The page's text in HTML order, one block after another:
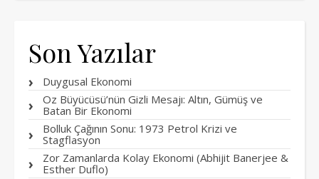
Son Yazılar
Duygusal Ekonomi
Oz Büyücüsü’nün Gizli Mesajı: Altın, Gümüş ve
Batan Bir Ekonomi
Bolluk Çağının Sonu: 1973 Petrol Krizi ve
Stagflasyon
Zor Zamanlarda Kolay Ekonomi (Abhijit Banerjee &
Esther Duflo)